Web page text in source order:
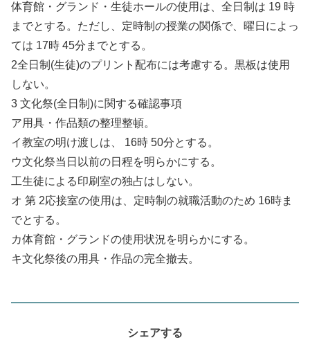
体育館・グランド・生徒ホールの使用は、全日制は 19 時
までとする。ただし、定時制の授業の関係で、曜日によっ
ては 17時 45分までとする。
2全日制(生徒)のプリント配布には考慮する。黒板は使用
しない。
3 文化祭(全日制)に関する確認事項
ア用具・作品類の整理整頓。
イ教室の明け渡しは、 16時 50分とする。
ウ文化祭当日以前の日程を明らかにする。
工生徒による印刷室の独占はしない。
オ 第 2応接室の使用は、定時制の就職活動のため 16時ま
でとする。
カ体育館・グランドの使用状況を明らかにする。
キ文化祭後の用具・作品の完全撤去。
シェアする